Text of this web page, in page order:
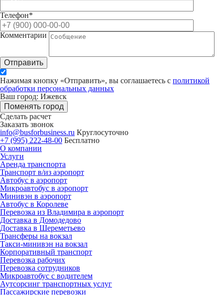
Телефон*
Комментарии
Отправить
Нажимая кнопку «Отправить», вы соглашаетесь с политикой
обработки персональных данных
Ваш город: Ижевск
Поменять город
Сделать расчет
Заказать звонок
info@busforbusiness.ru Круглосуточно
+7 (995) 222-48-00 Бесплатно
О компании
Услуги
Аренда транспорта
Транспорт в/из аэропорт
Автобус в аэропорт
Микроавтобус в аэропорт
Минивэн в аэропорт
Автобус в Королеве
Перевозка из Владимира в аэропорт
Доставка в Домодедово
Доставка в Шереметьево
Трансферы на вокзал
Такси-минивэн на вокзал
Корпоративный транспорт
Перевозка рабочих
Перевозка сотрудников
Микроавтобус с водителем
Аутсорсинг транспортных услуг
Пассажирские перевозки